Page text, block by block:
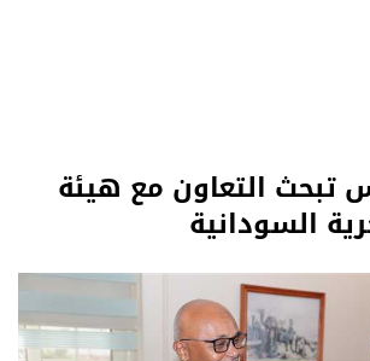
تبحث التعاون مع هيئة
السودانية